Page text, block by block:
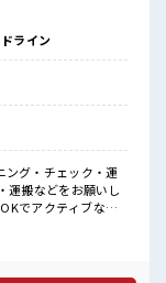
で完備。
で毎日の通勤がラ
！
ライン
ング・チェック・運
運搬などをお願いし
シイ高時給でガッ
現場用の2つ貸出可の